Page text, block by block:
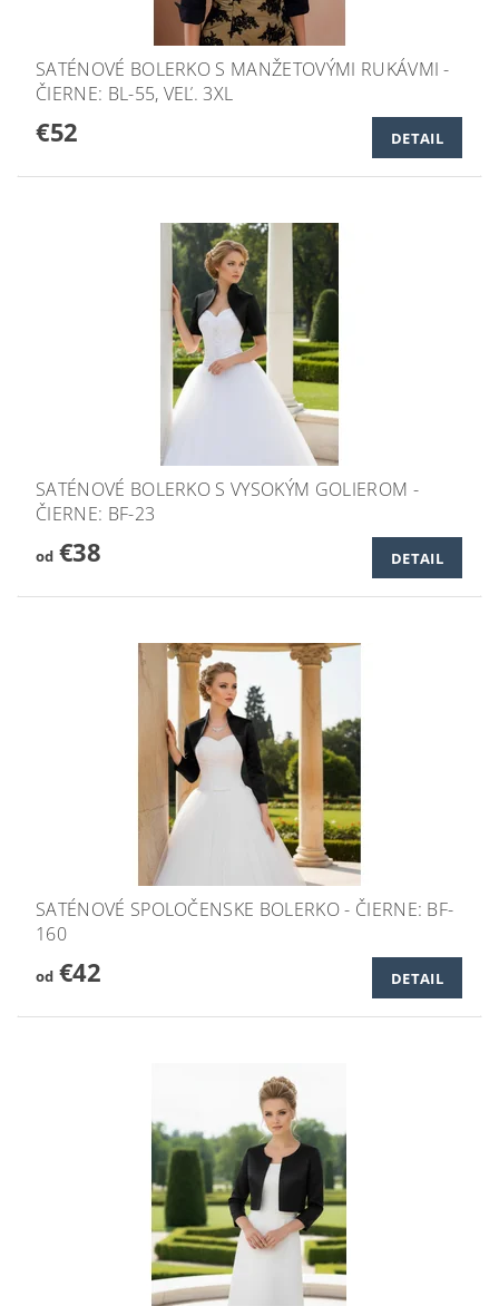
SATÉNOVÉ BOLERKO S MANŽETOVÝMI RUKÁVMI -
ČIERNE: BL-55, VEĽ. 3XL
€52 DETAIL
SATÉNOVÉ BOLERKO S VYSOKÝM GOLIEROM -
ČIERNE: BF-23
od€38 DETAIL
SATÉNOVÉ SPOLOČENSKE BOLERKO - ČIERNE: BF-
160
od€42 DETAIL